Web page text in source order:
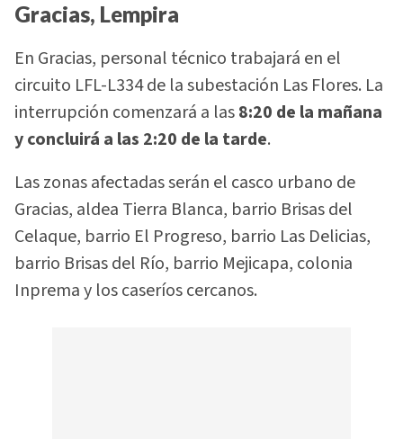
Gracias, Lempira
En Gracias, personal técnico trabajará en el
circuito LFL-L334 de la subestación Las Flores. La
interrupción comenzará a las8:20 de la mañana
y concluirá a las 2:20 de la tarde.
Las zonas afectadas serán el casco urbano de
Gracias, aldea Tierra Blanca, barrio Brisas del
Celaque, barrio El Progreso, barrio Las Delicias,
barrio Brisas del Río, barrio Mejicapa, colonia
Inprema y los caseríos cercanos.